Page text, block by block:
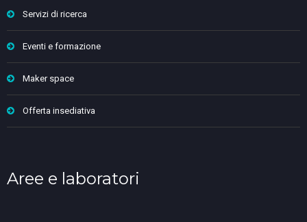
Servizi di ricerca
Eventi e formazione
Maker space
Offerta insediativa
Aree e laboratori